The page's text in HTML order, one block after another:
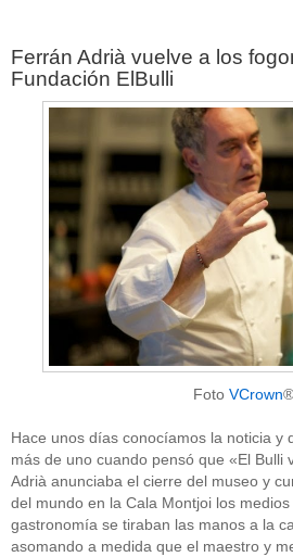
Ferrán Adrià vuelve a los
Fundación ElBulli
Foto VCrown®
Hace unos días conocíamos la noticia y
más de uno cuando pensó que «El Bulli
Adrià anunciaba el cierre del museo y
del mundo en la Cala Montjoi los
gastronomía se tiraban las manos a la
asomando a medida que el maestro y